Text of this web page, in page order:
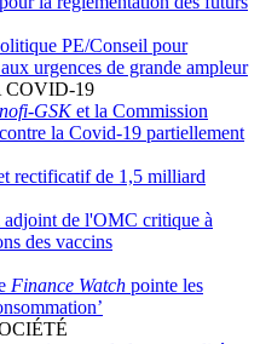
PE/Conseil pour
urgences de grande ampleur
COVID-19
GSKet la Commission
la Covid-19 partiellement
rectificatif de 1,5 milliard
adjoint de l'OMC critique à
des vaccins
Finance Watch pointe les